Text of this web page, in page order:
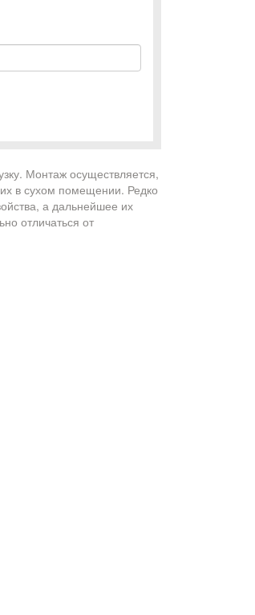
Монтаж осуществляется,
в сухом помещении. Редко
а дальнейшее их
отличаться от